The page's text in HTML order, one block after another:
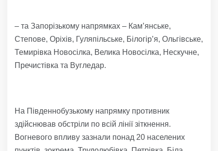
– та Запорізькому напрямках – Кам’янське,
Степове, Оріхів, Гуляпільське, Білогір’я, Ольгівське,
Темирівка Новосілка, Велика Новосілка, Нескучне,
Пречистівка та Вугледар.
На Південнобузькому напрямку противник
здійснював обстріли по всій лінії зіткнення.
Вогневого впливу зазнали понад 20 населених